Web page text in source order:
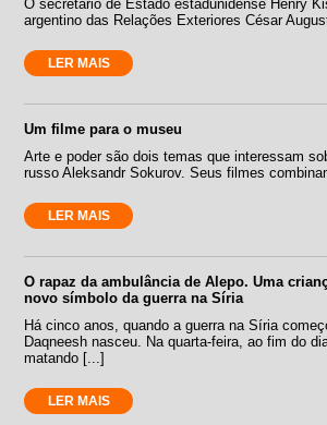
O secretário de Estado estadunidense Henry
argentino das Relações Exteriores César
LER MAIS
Um filme para o museu
Arte e poder são dois temas que interessam
russo Aleksandr Sokurov. Seus filmes
LER MAIS
O rapaz da ambulância de Alepo. Uma
novo símbolo da guerra na Síria
Há cinco anos, quando a guerra na Síria
Daqneesh nasceu. Na quarta-feira, ao fim do
matando [...]
LER MAIS